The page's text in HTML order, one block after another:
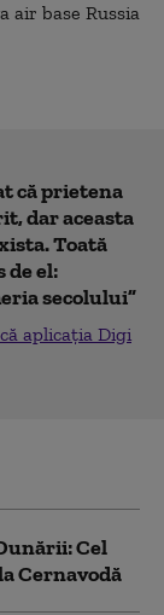
că prietena
dar aceasta
Toată
de el:
secolului”
aplicația Digi
Cel
Cernavodă